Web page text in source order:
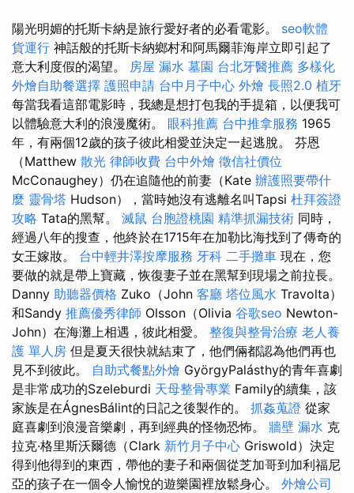
陽光明媚的托斯卡納是旅行愛好者的必看電影。 seo軟體
貨運行 神話般的托斯卡納鄉村和阿馬爾菲海岸立即引起了
意大利度假的渴望。 房屋 漏水 墓園 台北牙醫推薦 多樣化
外燴自助餐選擇 護照申請 台中月子中心 外燴 長照2.0 植牙
每當我看這部電影時，我總是想打包我的手提箱，以便我可
以體驗意大利的浪漫魔術。 眼科推薦 台中推拿服務 1965
年，有兩個12歲的孩子彼此相愛並決定一起逃脫。 芬恩
（Matthew 散光 律師收費 台中外燴 徵信社價位
McConaughey）仍在追隨他的前妻（Kate 辦護照要帶什
麼 靈骨塔 Hudson），當時她沒有逃離名叫Tapsi 杜拜簽證
攻略 Tata的黑幫。 滅鼠 台胞證桃園 精準抓漏技術 同時，
經過八年的搜查，他終於在1715年在加勒比海找到了傳奇的
女王嫁妝。 台中輕井澤按摩服務 牙科 二手攤車 現在，您
要做的就是帶上寶藏，恢復妻子並在黑幫到現場之前拉長。
Danny 助聽器價格 Zuko（John 客廳 塔位風水 Travolta）
和Sandy 推薦優秀律師 Olsson（Olivia 谷歌seo Newton-
John）在海灘上相遇，彼此相愛。 整復與整骨治療 老人養
護 單人房 但是夏天很快就結束了，他們倆都認為他們再也
見不到彼此。 自助式餐點外燴 GyörgyPalásthy的青年喜劇
是非常成功的Szeleburdi 天母整骨專業 Family的續集，該
家族是在ÁgnesBálint的日記之後製作的。 抓姦蒐證 從家
庭喜劇到浪漫音樂劇，再到經典的怪物恐怖。 牆壁 漏水 克
拉克·格里斯沃爾德（Clark 新竹月子中心 Griswold）決定
得到他得到的東西，帶他的妻子和兩個從芝加哥到加利福尼
亞的孩子在一個令人愉悅的遊樂園裡放鬆身心。 外燴公司